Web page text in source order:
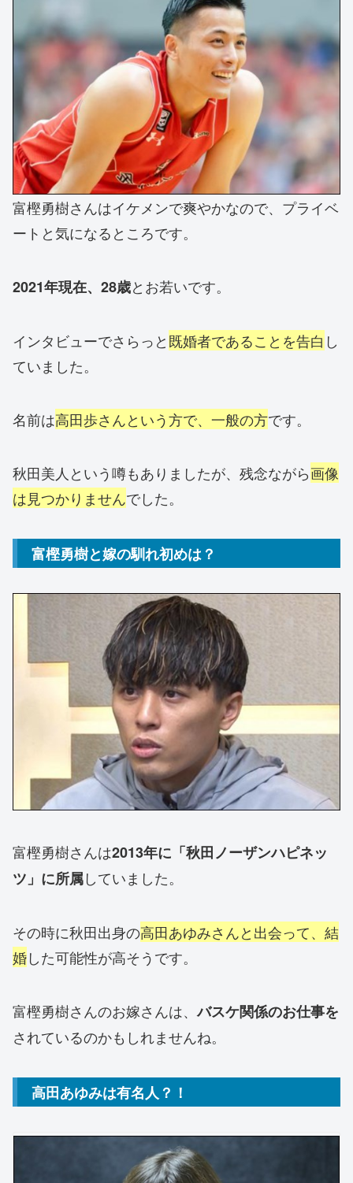
富樫勇樹さんはイケメンで爽やかなので、プライベ
ートと気になるところです。
2021年現在、28歳とお若いです。
インタビューでさらっと既婚者であることを告白 し
ていました。
名前は高田歩さんという方で、一般の方です。
秋田美人という噂もありましたが、残念ながら画像
は見つかりませんでした。
富樫勇樹と嫁の馴れ初めは？
富樫勇樹さんは2013年に「秋田ノーザンハピネッ
ツ」に所属していました。
その時に秋田出身の高田あゆみさんと出会って、結
婚した可能性が高そうです。
富樫勇樹さんのお嫁さんは、バスケ関係のお仕事を
されているのかもしれませんね。
高田あゆみは有名人？！